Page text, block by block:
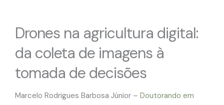
Drones na agricultura digital:
da coleta de imagens à
tomada de decisões
Marcelo Rodrigues Barbosa Júnior – Doutorando em